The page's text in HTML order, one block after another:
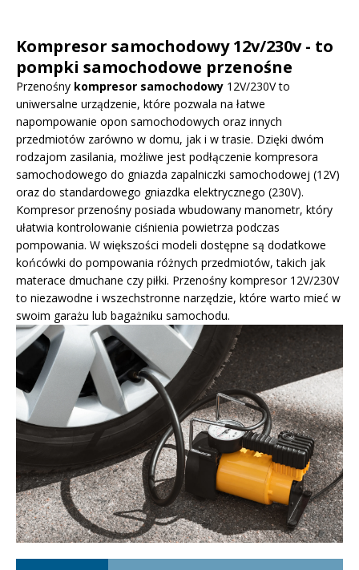
Kompresor samochodowy 12v/230v - to
pompki samochodowe przenośne
Przenośny kompresor samochodowy 12V/230V to
uniwersalne urządzenie, które pozwala na łatwe
napompowanie opon samochodowych oraz innych
przedmiotów zarówno w domu, jak i w trasie. Dzięki dwóm
rodzajom zasilania, możliwe jest podłączenie kompresora
samochodowego do gniazda zapalniczki samochodowej (12V)
oraz do standardowego gniazdka elektrycznego (230V).
Kompresor przenośny posiada wbudowany manometr, który
ułatwia kontrolowanie ciśnienia powietrza podczas
pompowania. W większości modeli dostępne są dodatkowe
końcówki do pompowania różnych przedmiotów, takich jak
materace dmuchane czy piłki. Przenośny kompresor 12V/230V
to niezawodne i wszechstronne narzędzie, które warto mieć w
swoim garażu lub bagażniku samochodu.